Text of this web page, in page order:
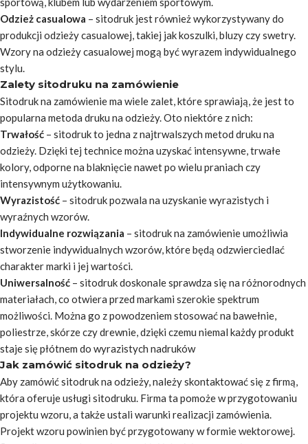
Odzież casualowa – sitodruk jest również wykorzystywany do
produkcji odzieży casualowej, takiej jak koszulki, bluzy czy swetry.
Wzory na odzieży casualowej mogą być wyrazem indywidualnego
stylu.
Zalety sitodruku na zamówienie
Sitodruk na zamówienie ma wiele zalet, które sprawiają, że jest to
popularna metoda druku na odzieży. Oto niektóre z nich:
Trwałość – sitodruk to jedna z najtrwalszych metod druku na
odzieży. Dzięki tej technice można uzyskać intensywne, trwałe
kolory, odporne na blaknięcie nawet po wielu praniach czy
intensywnym użytkowaniu.
Wyrazistość – sitodruk pozwala na uzyskanie wyrazistych i
wyraźnych wzorów.
Indywidualne rozwiązania – sitodruk na zamówienie umożliwia
stworzenie indywidualnych wzorów, które będą odzwierciedlać
charakter marki i jej wartości.
Uniwersalność – sitodruk doskonale sprawdza się na różnorodnych
materiałach, co otwiera przed markami szerokie spektrum
możliwości. Można go z powodzeniem stosować na bawełnie,
poliestrze, skórze czy drewnie, dzięki czemu niemal każdy produkt
staje się płótnem do wyrazistych nadruków
Jak zamówić sitodruk na odzieży?
Aby zamówić sitodruk na odzieży, należy skontaktować się z firmą,
która oferuje usługi sitodruku. Firma ta pomoże w przygotowaniu
projektu wzoru, a także ustali warunki realizacji zamówienia.
Projekt wzoru powinien być przygotowany w formie wektorowej.